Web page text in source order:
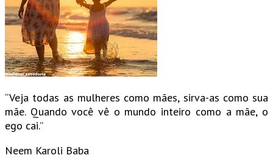
“Veja todas as mulheres como mães, sirva-as como sua
mãe. Quando você vê o mundo inteiro como a mãe, o
ego cai.”
Neem Karoli Baba